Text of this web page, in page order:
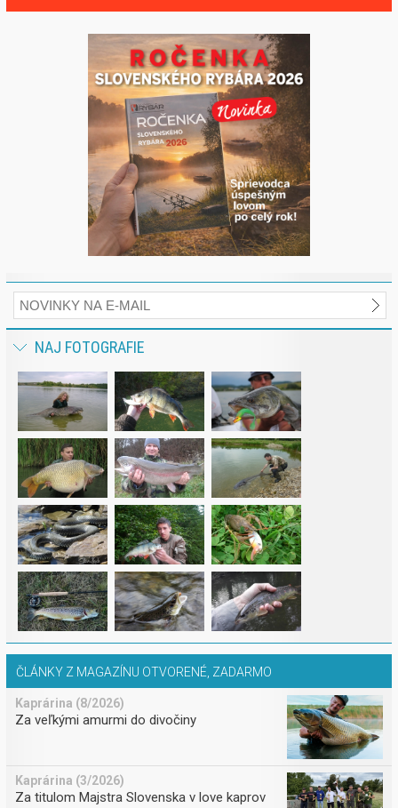
NAJ FOTOGRAFIE
ČLÁNKY Z MAGAZÍNU OTVORENÉ, ZADARMO
Kaprárina (8/2026)
Za veľkými amurmi do divočiny
Kaprárina (3/2026)
Za titulom Majstra Slovenska v love kaprov